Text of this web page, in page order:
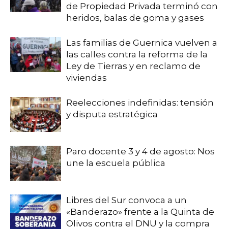
de Propiedad Privada terminó con
heridos, balas de goma y gases
Las familias de Guernica vuelven a
las calles contra la reforma de la
Ley de Tierras y en reclamo de
viviendas
Reelecciones indefinidas: tensión
y disputa estratégica
Paro docente 3 y 4 de agosto: Nos
une la escuela pública
Libres del Sur convoca a un
«Banderazo» frente a la Quinta de
Olivos contra el DNU y la compra